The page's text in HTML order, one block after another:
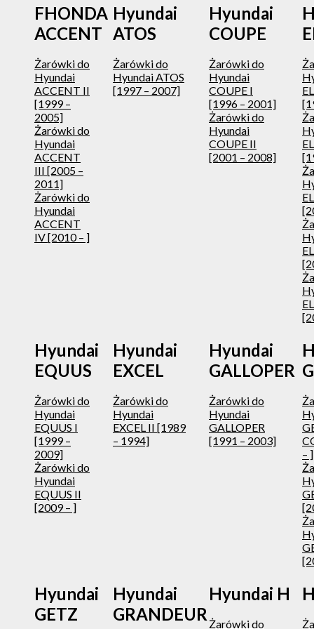
FHONDA
ACCENT
Żarówki do
Hyundai
ACCENT II
[1999 –
2005]
Żarówki do
Hyundai
ACCENT
III [2005 –
2011]
Żarówki do
Hyundai
ACCENT
IV [2010 – ]
Hyundai
ATOS
Żarówki do
Hyundai ATOS
[1997 – 2007]
Hyundai
COUPE
Żarówki do
Hyundai
COUPE I
[1996 – 2001]
Żarówki do
Hyundai
COUPE II
[2001 – 2008]
Hyundai
EQUUS
Żarówki do
Hyundai
EQUUS I
[1999 –
2009]
Żarówki do
Hyundai
EQUUS II
[2009 – ]
Hyundai
EXCEL
Żarówki do
Hyundai
EXCEL II [1989
– 1994]
Hyundai
GALLOPER
Żarówki do
Hyundai
GALLOPER
[1991 – 2003]
– ]
Hyundai
GETZ
Hyundai
GRANDEUR
Hyundai H
Żarówki do